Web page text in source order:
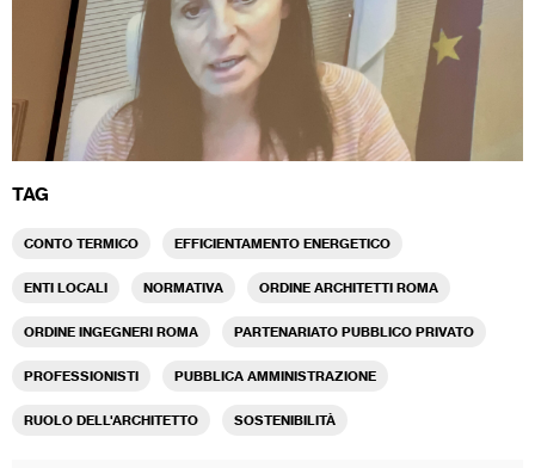
TAG
CONTO TERMICO EFFICIENTAMENTO ENERGETICO
ENTI LOCALI NORMATIVA ORDINE ARCHITETTI ROMA
ORDINE INGEGNERI ROMA PARTENARIATO PUBBLICO PRIVATO
PROFESSIONISTI PUBBLICA AMMINISTRAZIONE
RUOLO DELL'ARCHITETTO SOSTENIBILITÀ